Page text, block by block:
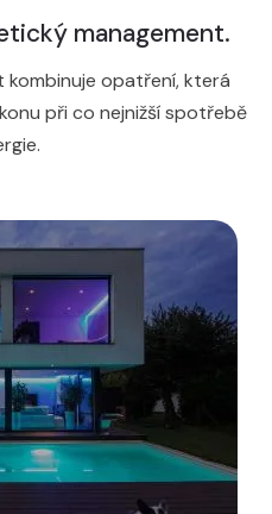
management.
kombinuje opatření, která
při co nejnižší spotřebě